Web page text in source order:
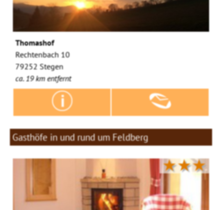
Thomashof
Rechtenbach 10
79252 Stegen
ca. 19 km entfernt
Gasthöfe in und rund um Feldberg
★★★